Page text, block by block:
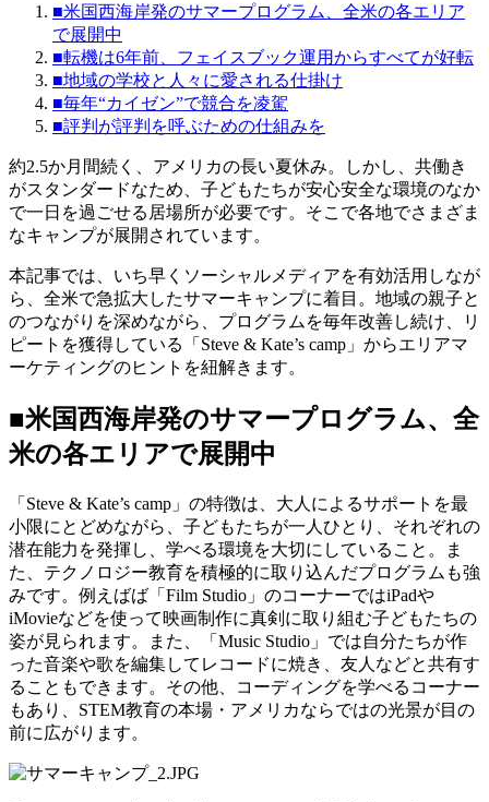
■米国西海岸発のサマープログラム、全米の各エリア
で展開中
■転機は6年前、フェイスブック運用からすべてが好転
■地域の学校と人々に愛される仕掛け
■毎年“カイゼン”で競合を凌駕
■評判が評判を呼ぶための仕組みを
約2.5か月間続く、アメリカの長い夏休み。しかし、共働き
がスタンダードなため、子どもたちが安心安全な環境のなか
で一日を過ごせる居場所が必要です。そこで各地でさまざま
なキャンプが展開されています。
本記事では、いち早くソーシャルメディアを有効活用しなが
ら、全米で急拡大したサマーキャンプに着目。地域の親子と
のつながりを深めながら、プログラムを毎年改善し続け、リ
ピートを獲得している「Steve & Kate’s camp」からエリアマ
ーケティングのヒントを紐解きます。
■米国西海岸発のサマープログラム、全
米の各エリアで展開中
「Steve & Kate’s camp」の特徴は、大人によるサポートを最
小限にとどめながら、子どもたちが一人ひとり、それぞれの
潜在能力を発揮し、学べる環境を大切にしていること。ま
た、テクノロジー教育を積極的に取り込んだプログラムも強
みです。例えばば「Film Studio」のコーナーではiPadや
iMovieなどを使って映画制作に真剣に取り組む子どもたちの
姿が見られます。また、「Music Studio」では自分たちが作
った音楽や歌を編集してレコードに焼き、友人などと共有す
ることもできます。その他、コーディングを学べるコーナー
もあり、STEM教育の本場・アメリカならではの光景が目の
前に広がります。